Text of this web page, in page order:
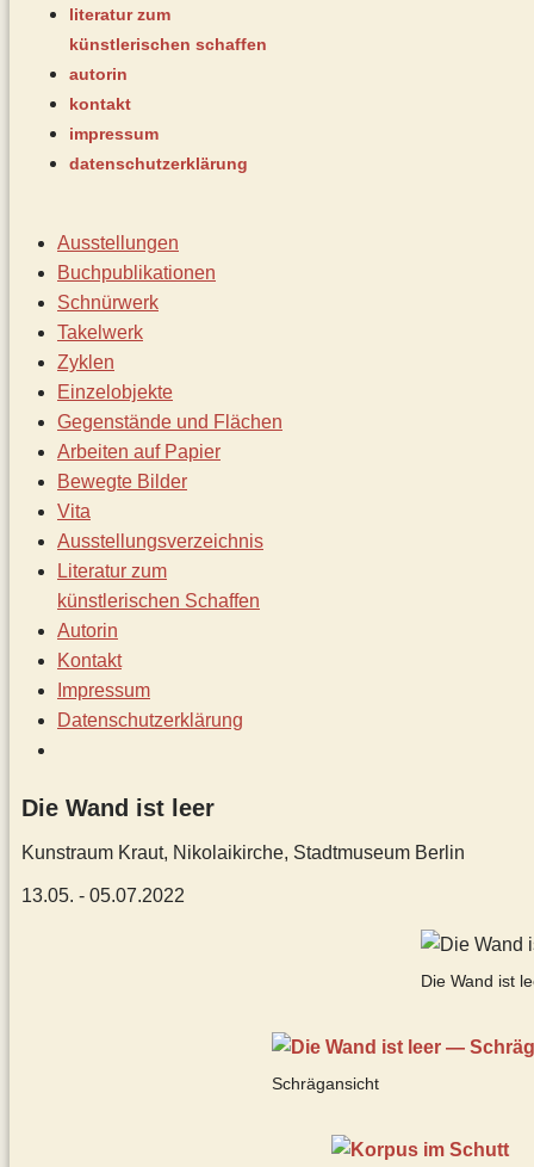
literatur zum
künstlerischen schaffen
autorin
kontakt
impressum
datenschutz­erklärung
Ausstellungen
Buchpublikationen
Schnürwerk
Takelwerk
Zyklen
Einzelobjekte
Gegenstände und Flächen
Arbeiten auf Papier
Bewegte Bilder
Vita
Ausstellungsverzeichnis
Literatur zum
künstlerischen Schaffen
Autorin
Kontakt
Impressum
Datenschutz­erklärung
Die Wand ist leer
Kunstraum Kraut, Nikolaikirche, Stadtmuseum Berlin
13.05. - 05.07.2022
Die Wand ist
Schrägansicht